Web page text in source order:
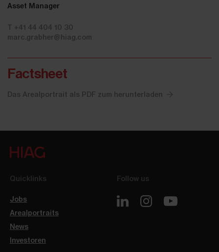
Asset Manager
T +41 44 404 10 30
marc.grabher@hiag.com
Factsheet
Das Arealportrait als PDF zum herunterladen
Quicklinks
Jobs
Arealportraits
News
Investoren
Follow us